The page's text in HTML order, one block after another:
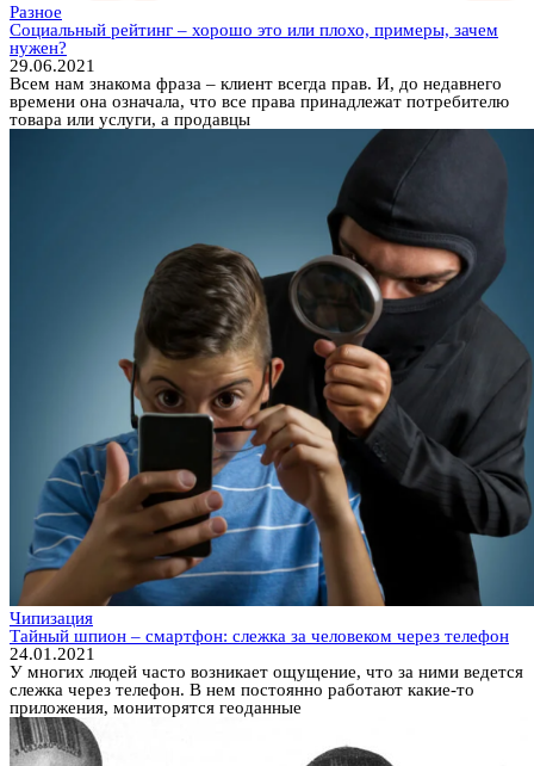
Разное
Социальный рейтинг – хорошо это или плохо, примеры, зачем
нужен?
29.06.2021
Всем нам знакома фраза – клиент всегда прав. И, до недавнего
времени она означала, что все права принадлежат потребителю
товара или услуги, а продавцы
Чипизация
Тайный шпион – смартфон: слежка за человеком через телефон
24.01.2021
У многих людей часто возникает ощущение, что за ними ведется
слежка через телефон. В нем постоянно работают какие-то
приложения, мониторятся геоданные